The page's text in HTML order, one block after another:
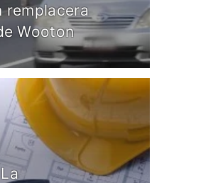
remplacera
Wooton